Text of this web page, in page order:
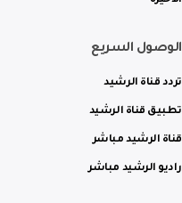
الوصول السريع
تردد قناة الرشيد
تطبيق قناة الرشيد
قناة الرشيد مباشر
راديو الرشيد مباشر